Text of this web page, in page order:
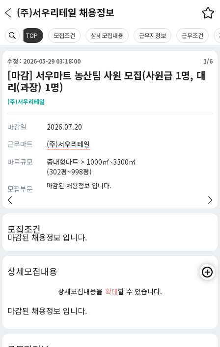
(주)서우리테일 채용정보
TOP 모집조건 상세모집내용 근무지정보 근무조건
수정 : 2026-05-29 03:18:00 1/6
[마감] 서우마트 농산팀 사원 모집(사원급 1명, 대
리(과장) 1명)
(주)서우리테일
마감일
2026.07.20
근무마트
(주)서우리테일
마트규모
중대형마트 > 1000㎡~3300㎡
(302평~998평)
모집부문
마감된 채용정보 입니다.
모집조건
마감된 채용정보 입니다.
상세모집내용
상세모집내용을 확대할 수 있습니다.
마감된 채용정보 입니다.